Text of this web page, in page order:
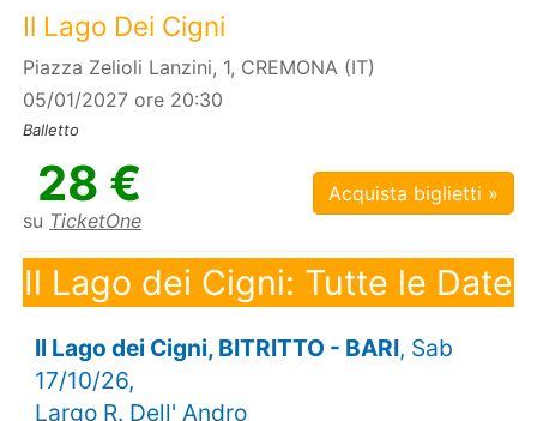
Il Lago Dei Cigni
Piazza Zelioli Lanzini, 1, CREMONA (IT)
05/01/2027 ore 20:30
Balletto
28 €
su TicketOne
Acquista biglietti »
Il Lago dei Cigni: Tutte le Date
Il Lago dei Cigni, BITRITTO - BARI, Sab
17/10/26,
Largo R. Dell' Andro